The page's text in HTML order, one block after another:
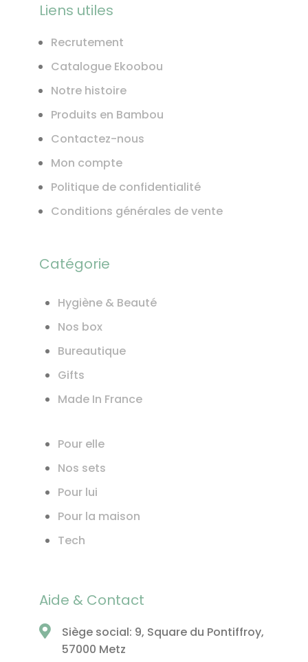
Liens utiles
Recrutement
Catalogue Ekoobou
Notre histoire
Produits en Bambou
Contactez-nous
Mon compte
Politique de confidentialité
Conditions générales de vente
Catégorie
Hygiène & Beauté
Nos box
Bureautique
Gifts
Made In France
Pour elle
Nos sets
Pour lui
Pour la maison
Tech
Aide & Contact
Siège social: 9, Square du Pontiffroy,
57000 Metz